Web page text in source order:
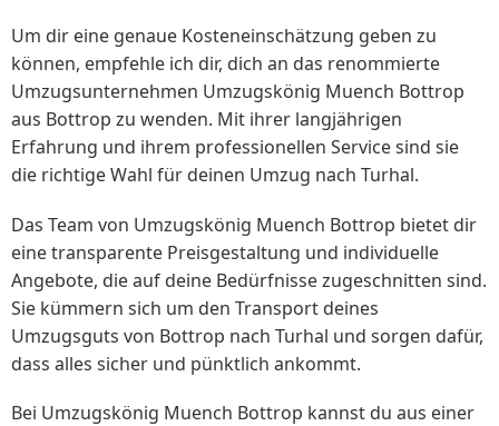
Um dir eine genaue Kosteneinschätzung geben zu
können, empfehle ich dir, dich an das renommierte
Umzugsunternehmen Umzugskönig Muench Bottrop
aus Bottrop zu wenden. Mit ihrer langjährigen
Erfahrung und ihrem professionellen Service sind sie
die richtige Wahl für deinen Umzug nach Turhal.
Das Team von Umzugskönig Muench Bottrop bietet dir
eine transparente Preisgestaltung und individuelle
Angebote, die auf deine Bedürfnisse zugeschnitten sind.
Sie kümmern sich um den Transport deines
Umzugsguts von Bottrop nach Turhal und sorgen dafür,
dass alles sicher und pünktlich ankommt.
Bei Umzugskönig Muench Bottrop kannst du aus einer